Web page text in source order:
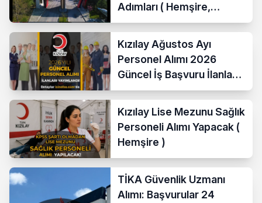
Adımları ( Hemşire,
Temizlik Personeli )
Kızılay Ağustos Ayı
Personel Alımı 2026
Güncel İş Başvuru İlanları
Yayımladı!
Kızılay Lise Mezunu Sağlık
Personeli Alımı Yapacak (
Hemşire )
TİKA Güvenlik Uzmanı
Alımı: Başvurular 24